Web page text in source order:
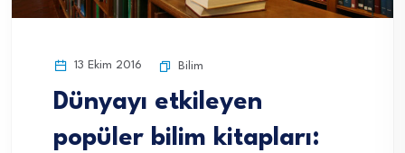
13 Ekim 2016 Bilim
Dünyayı etkileyen
popüler bilim kitapları: